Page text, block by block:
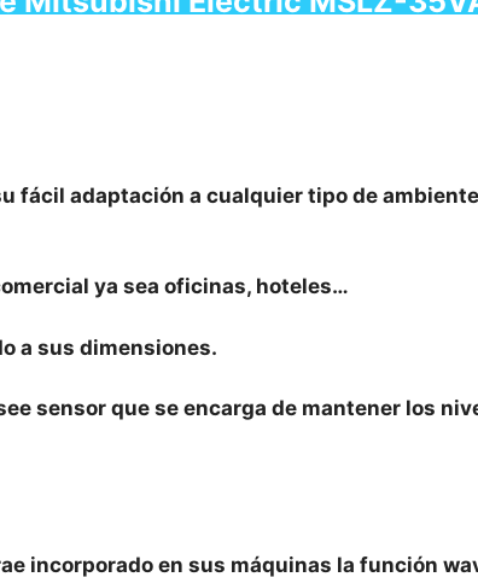
fácil adaptación a cualquier tipo de
ya sea oficinas, hoteles…
a sus dimensiones.
sensor que se encarga de mantener los
incorporado en sus máquinas la función